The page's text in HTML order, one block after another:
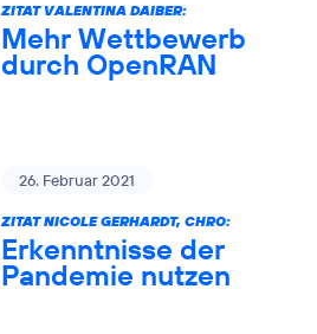
ZITAT VALENTINA DAIBER:
Mehr Wettbewerb
durch OpenRAN
26. Februar 2021
ZITAT NICOLE GERHARDT, CHRO:
Erkenntnisse der
Pandemie nutzen